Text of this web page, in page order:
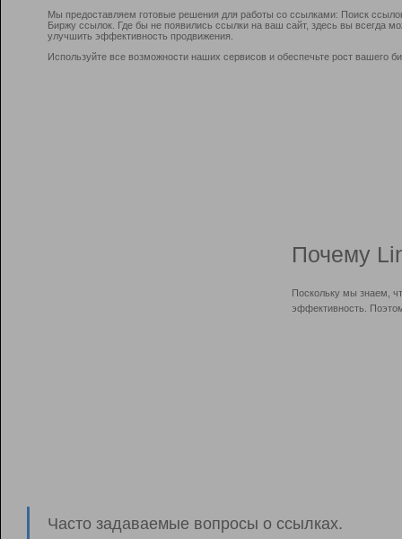
Мы предоставляем готовые решения для работы со ссылками: Поиск
Биржу ссылок. Где бы не появились ссылки на ваш сайт, здесь вы всегда
улучшить эффективность продвижения.
Используйте все возможности наших сервисов и обеспечьте рост вашего
Почему
Поскольку мы знаем,
эффективность.
Часто задаваемые вопросы о ссылках.